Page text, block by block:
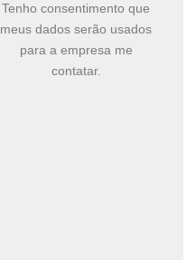
Tenho consentimento que
meus dados serão usados
para a empresa me
contatar.